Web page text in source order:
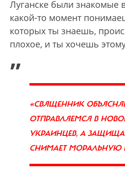
Луганске были знакомые
какой-то момент
которых ты знаешь,
плохое, и ты хочешь
„
«CВЯЩЕННИК
ОТПРАВЛЯЕМСЯ В
УКРАИНЦЕВ, А
СНИМАЕТ МОРАЛЬНУЮ